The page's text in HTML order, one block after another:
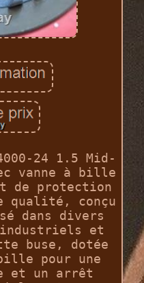
24 1.5 Mid-
vanne à bille
de protection
qualité, conçu
dans divers
industriels et
buse, dotée
pour une
et un arrêt